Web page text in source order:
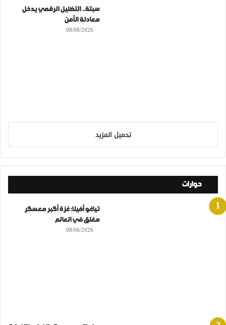
سبتة.. التضليل الرقمي يدخل
معادلة الأمن
08/08/2026
تحميل المزيد
حوارات
تياغو أفيلا: غزة أكبر معسكر
مغلق في العالم
08/06/2026